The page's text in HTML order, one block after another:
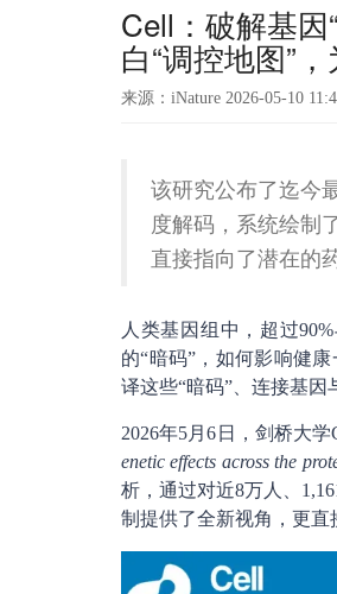
Cell：破解基
白“调控地图”
来源：iNature 2026-05-10
该研究公布了迄今
度解码，系统绘制
直接指向了潜在的
人类基因组中，超过
的“暗码”，如何影响健
译这些“暗码”、连接基因
2026年5月6日，剑桥大学
enetic effects across the
析，通过对近8万人、
制提供了全新视角，更直